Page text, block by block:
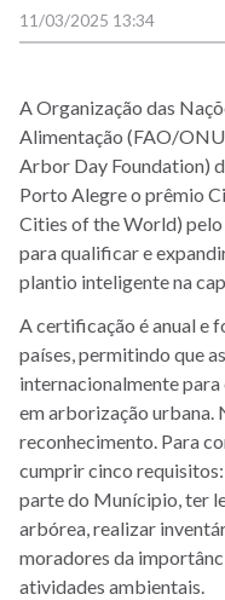
11/03/2025 13:34
A Organização das
Alimentação (FAO/
Arbor Day Foundation)
Porto Alegre o prêmio
Cities of the World)
para qualificar e
plantio inteligente na
A certificação é anual e
países, permitindo que
internacionalmente
em arborização urbana.
reconhecimento. Para
cumprir cinco
parte do Munícipio, ter
arbórea, realizar
moradores da
atividades ambientais.